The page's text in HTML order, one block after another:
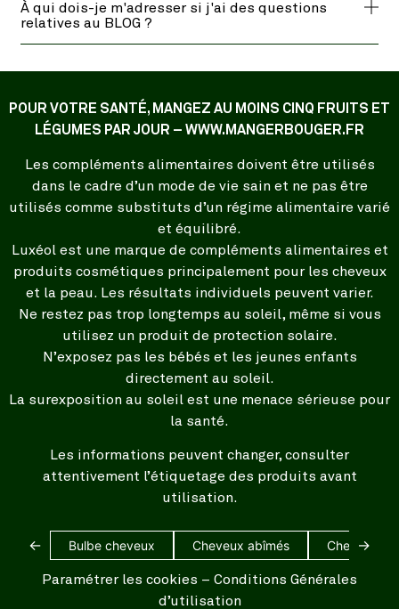
À qui dois-je m'adresser si j'ai des questions
relatives au BLOG ?
POUR VOTRE SANTÉ, MANGEZ AU MOINS CINQ FRUITS ET
LÉGUMES PAR JOUR – WWW.MANGERBOUGER.FR
Les compléments alimentaires doivent être utilisés
dans le cadre d’un mode de vie sain et ne pas être
utilisés comme substituts d’un régime alimentaire varié
et équilibré.
Luxéol est une marque de compléments alimentaires et
produits cosmétiques principalement pour les cheveux
et la peau. Les résultats individuels peuvent varier.
Ne restez pas trop longtemps au soleil, même si vous
utilisez un produit de protection solaire.
N’exposez pas les bébés et les jeunes enfants
directement au soleil.
La surexposition au soleil est une menace sérieuse pour
la santé.
Les informations peuvent changer, consulter
attentivement l’étiquetage des produits avant
utilisation.
← Bulbe cheveux Cheveux abîmés Cheveux
→
Paramétrer les cookies – Conditions Générales
d’utilisation